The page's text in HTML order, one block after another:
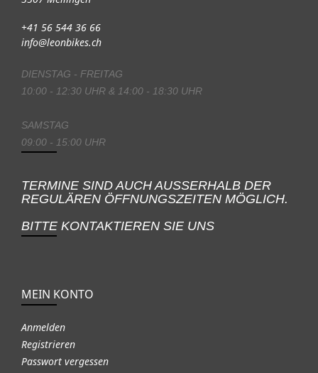
+41 56 544 36 66
info@leonbikes.ch
DIENSTAG - FREITAG
10:00 - 12:30 UHR & 14:00 - 18:30 UHR
SAMSTAG
09:00 - 15:00 UHR
TERMINE SIND AUCH AUSSERHALB DER
REGULÄREN ÖFFNUNGSZEITEN MÖGLICH.
BITTE KONTAKTIEREN SIE UNS
MEIN KONTO
Anmelden
Registrieren
Passwort vergessen